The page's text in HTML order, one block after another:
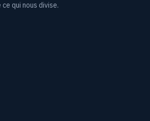
qui nous divise.